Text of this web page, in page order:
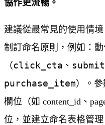
協作更流暢。
建議從最常見的使用情
制訂命名原則，例如：
（click_cta 、
purchase_item）。
欄位（如 content_id、
位，並建立命名表格管理